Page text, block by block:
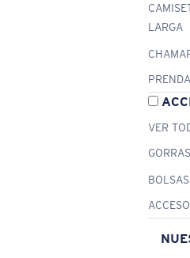
LARGA
VER